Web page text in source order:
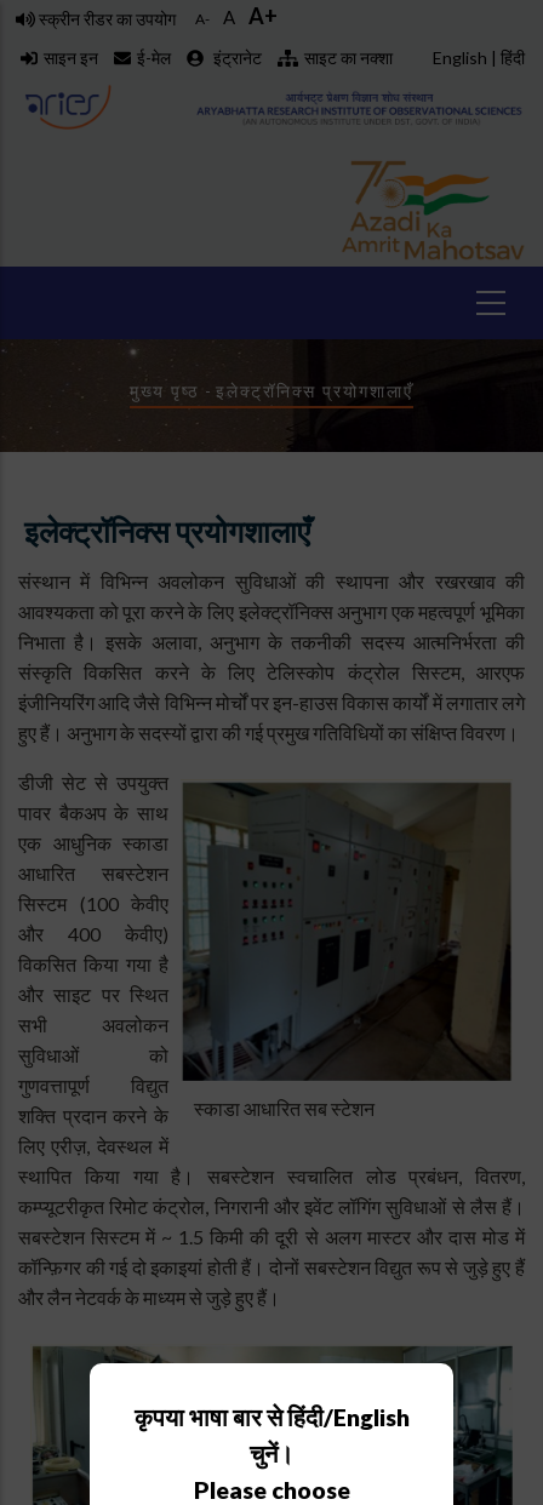
Skip
content
स्क्रीन रीडर का उपयोग A- A A+
साइन इन ई-मेल इंट्रानेट साइट का नक्शा English | हिंदी
Breadcrumb
मुख्य पृष्ठ - इलेक्ट्रॉनिक्स प्रयोगशालाएँ
इलेक्ट्रॉनिक्स प्रयोगशालाएँ
संस्थान में विभिन्न अवलोकन सुविधाओं की स्थापना और रखरखाव की
आवश्यकता को पूरा करने के लिए इलेक्ट्रॉनिक्स अनुभाग एक महत्वपूर्ण भूमिका
निभाता है। इसके अलावा, अनुभाग के तकनीकी सदस्य आत्मनिर्भरता की
संस्कृति विकसित करने के लिए टेलिस्कोप कंट्रोल सिस्टम, आरएफ
इंजीनियरिंग आदि जैसे विभिन्न मोर्चों पर इन-हाउस विकास कार्यों में लगातार लगे
हुए हैं। अनुभाग के सदस्यों द्वारा की गई प्रमुख गतिविधियों का संक्षिप्त विवरण।
स्काडा आधारित सब स्टेशन
डीजी सेट से उपयुक्त
पावर बैकअप के साथ
एक आधुनिक स्काडा
आधारित सबस्टेशन
सिस्टम (100 केवीए
और 400 केवीए)
विकसित किया गया है
और साइट पर स्थित
सभी अवलोकन
सुविधाओं को
गुणवत्तापूर्ण विद्युत
शक्ति प्रदान करने के
लिए एरीज़, देवस्थल में
स्थापित किया गया है। सबस्टेशन स्वचालित लोड प्रबंधन, वितरण,
कम्प्यूटरीकृत रिमोट कंट्रोल, निगरानी और इवेंट लॉगिंग सुविधाओं से लैस हैं।
सबस्टेशन सिस्टम में ~ 1.5 किमी की दूरी से अलग मास्टर और दास मोड में
कॉन्फ़िगर की गई दो इकाइयां होती हैं। दोनों सबस्टेशन विद्युत रूप से जुड़े हुए हैं
और लैन नेटवर्क के माध्यम से जुड़े हुए हैं।
कृपया भाषा बार से हिंदी/English
चुनें।
Please choose